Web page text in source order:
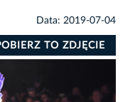
Data: 2019-07-04
TO ZDJĘCIE